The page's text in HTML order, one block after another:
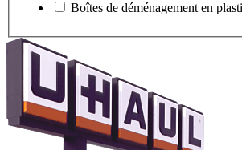
Boîtes de déménagement en